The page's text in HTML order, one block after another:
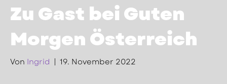
Zu Gast bei Guten
Morgen Österreich
Von Ingrid | 19. November 2022